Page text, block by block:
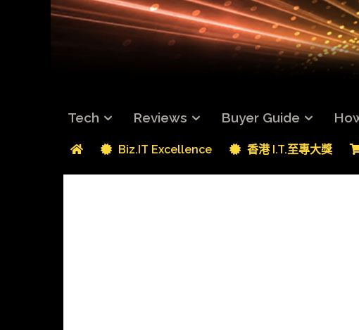
Tech Reviews Buyer Guide
Biz.IT Excellence 香港 I.T.至專大獎